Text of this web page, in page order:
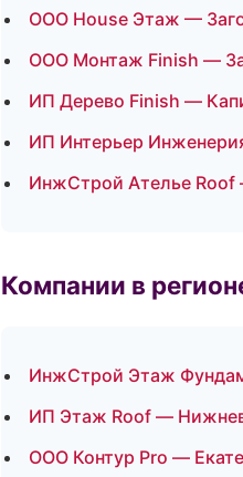
ООО House Этаж —
ООО Монтаж Finish —
ИП Дерево Finish —
ИП Интерьер
ИнжСтрой Ателье Roof
Компании в
ИнжСтрой Этаж
ИП Этаж Roof —
ООО Контур Pro —